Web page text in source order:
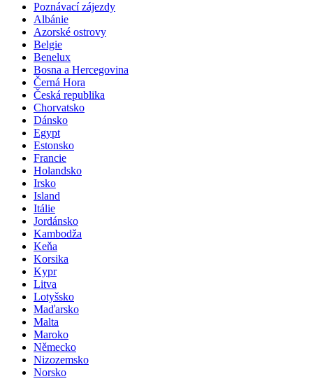
Poznávací zájezdy
Albánie
Azorské ostrovy
Belgie
Benelux
Bosna a Hercegovina
Černá Hora
Česká republika
Chorvatsko
Dánsko
Egypt
Estonsko
Francie
Holandsko
Irsko
Island
Itálie
Jordánsko
Kambodža
Keňa
Korsika
Kypr
Litva
Lotyšsko
Maďarsko
Malta
Maroko
Německo
Nizozemsko
Norsko